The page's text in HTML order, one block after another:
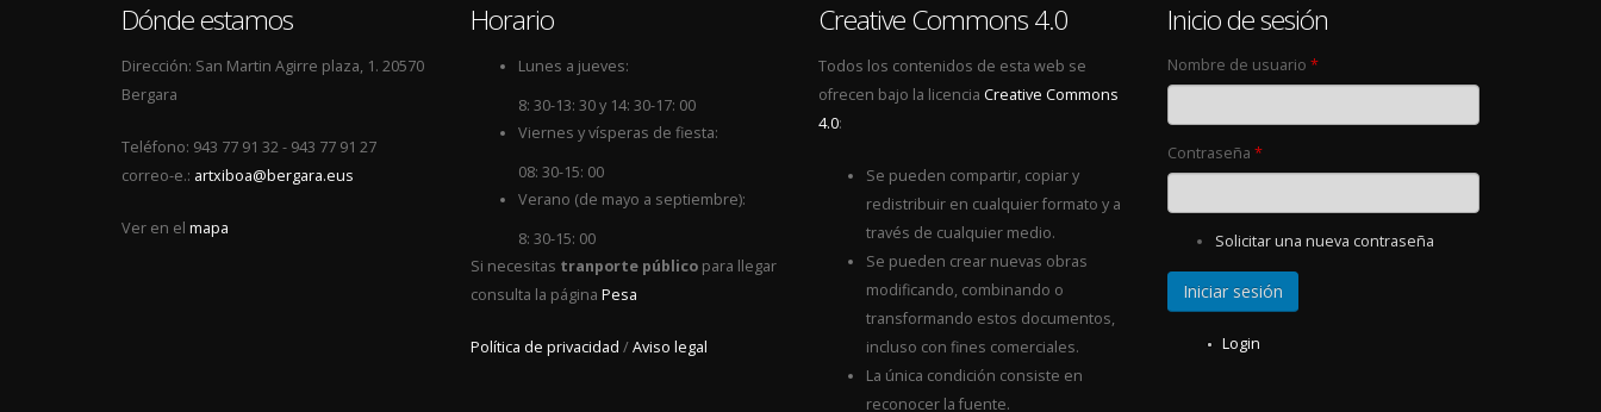
Dónde estamos
Dirección: San Martin Agirre plaza, 1. 20570
Bergara
Teléfono: 943 77 91 32 - 943 77 91 27
correo-e.: artxiboa@bergara.eus
Ver en el mapa
Horario
Lunes a jueves:
8: 30-13: 30 y 14: 30-17: 00
Viernes y vísperas de fiesta:
08: 30-15: 00
Verano (de mayo a septiembre):
8: 30-15: 00
Si necesitas tranporte públicopara llegar
consulta la página Pesa
Política de privacidad /Aviso legal
Creative Commons 4.0
Todos los contenidos de esta web se
ofrecen bajo la licencia Creative Commons
4.0:
Se pueden compartir, copiar y
redistribuir en cualquier formato y a
través de cualquier medio.
Se pueden crear nuevas obras
modificando, combinando o
transformando estos documentos,
incluso con fines comerciales.
La única condición consiste en
reconocer la fuente.
Inicio de sesión
Nombre de usuario *
Contraseña *
Solicitar una nueva contraseña
Login